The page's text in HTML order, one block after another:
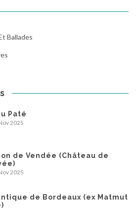
Ballades
Paté
2025
de Vendée (Château de
2025
de Bordeaux (ex Matmut